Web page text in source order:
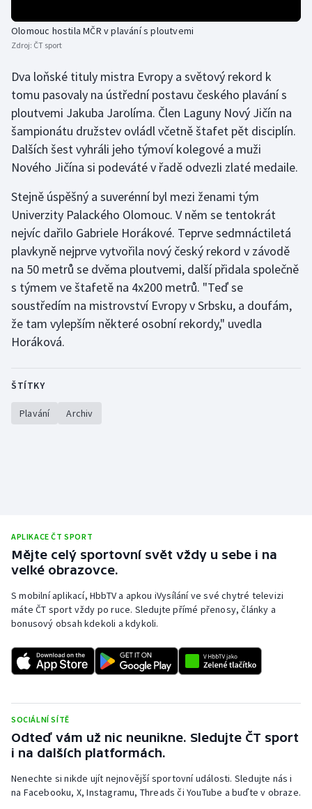
Jezdectví
Judo
Krasobruslení
Lezení
Moderní pětiboj
Motorsport
Olympijské hry
Plavání
Plážový volejbal
Ragby
Sportovní střelba
Triatlon
Veslování
Volejbal
Ostatní
Olomouc hostila MČR v plavání s ploutvemi
Zdroj: ČT sport
Dva loňské tituly mistra Evropy a světový rekord k
tomu pasovaly na ústřední postavu českého plavání s
ploutvemi Jakuba Jarolíma. Člen Laguny Nový Jičín na
šampionátu družstev ovládl včetně štafet pět disciplín.
Dalších šest vyhráli jeho týmoví kolegové a muži
Nového Jičína si podeváté v řadě odvezli zlaté medaile.
Stejně úspěšný a suverénní byl mezi ženami tým
Univerzity Palackého Olomouc. V něm se tentokrát
nejvíc dařilo Gabriele Horákové. Teprve sedmnáctiletá
plavkyně nejprve vytvořila nový český rekord v závodě
na 50 metrů se dvěma ploutvemi, další přidala společně
s týmem ve štafetě na 4x200 metrů. "Teď se
soustředím na mistrovství Evropy v Srbsku, a doufám,
že tam vylepším některé osobní rekordy," uvedla
Horáková.
ŠTÍTKY
Plavání Archiv
APLIKACE ČT SPORT
Mějte celý sportovní svět vždy u sebe i na
velké obrazovce.
S mobilní aplikací, HbbTV a apkou iVysílání ve své chytré televizi
máte ČT sport vždy po ruce. Sledujte přímé přenosy, články a
bonusový obsah kdekoli a kdykoli.
SOCIÁLNÍ SÍTĚ
Odteď vám už nic neunikne. Sledujte ČT sport
i na dalších platformách.
Nenechte si nikde ujít nejnovější sportovní události. Sledujte nás i
na Facebooku, X, Instagramu, Threads či YouTube a buďte v obraze.